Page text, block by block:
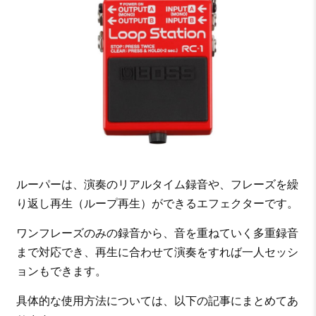
ルーパーは、演奏のリアルタイム録音や、フレーズを繰
り返し再生（ループ再生）ができるエフェクターです。
ワンフレーズのみの録音から、音を重ねていく多重録音
まで対応でき、再生に合わせて演奏をすれば一人セッシ
ョンもできます。
具体的な使用方法については、以下の記事にまとめてあ